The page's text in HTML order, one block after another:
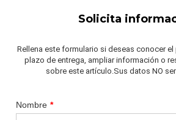
Solicita
Rellena este formulario si deseas conocer
plazo de entrega, ampliar información o
sobre este artículo.Sus datos NO
Nombre *